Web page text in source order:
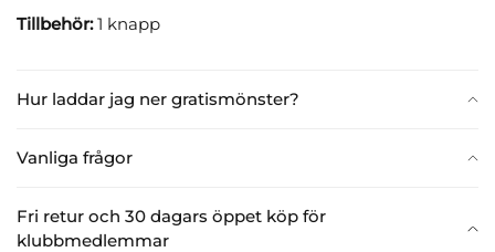
Hur laddar jag ner gratismönster?
Vanliga frågor
Fri retur och 30 dagars öppet köp för
klubbmedlemmar
Tillbehör:1 knapp